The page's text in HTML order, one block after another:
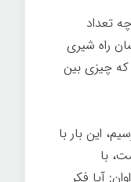
تعداد
راه شیری
که چیزی بین
این بار با
با
آیا فکر